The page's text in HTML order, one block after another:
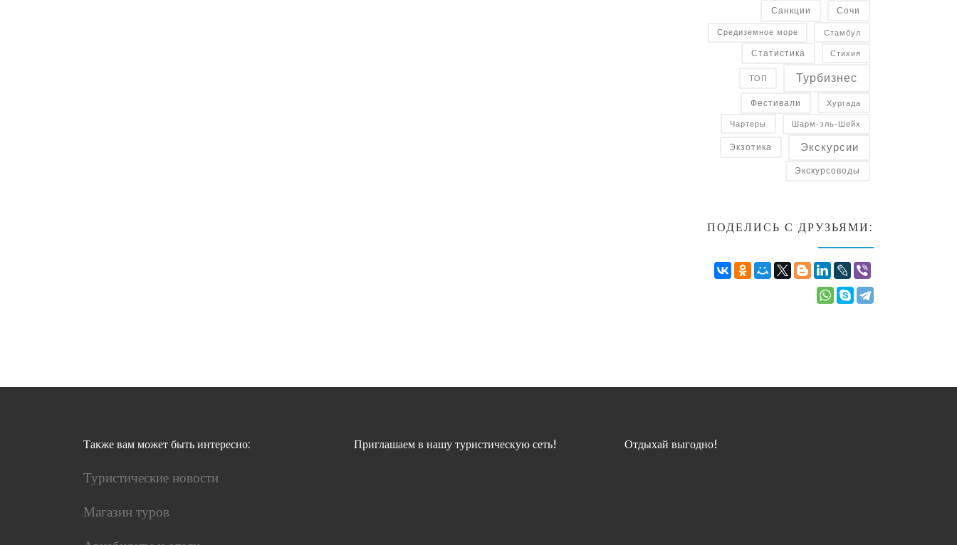
Санкции Сочи
Средиземное море Стамбул
Статистика Стихия
ТОП Турбизнес
Фестивали Хургада
Чартеры Шарм-эль-Шейх
Экзотика Экскурсии
Экскурсоводы
ПОДЕЛИСЬ С ДРУЗЬЯМИ:
Также вам может быть интересно:
Туристические новости
Магазин туров
Приглашаем в нашу туристическую сеть! Отдыхай выгодно!